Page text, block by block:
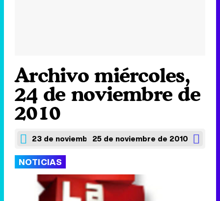
Archivo miércoles,
24 de noviembre de
2010
23 de noviembre de 201025 de noviembre de 2010
NOTICIAS